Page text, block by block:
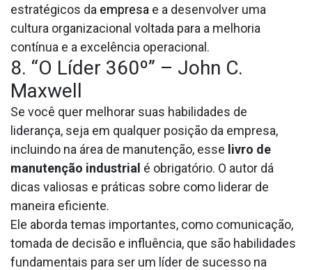
estratégicos da empresa e a desenvolver uma
cultura organizacional voltada para a melhoria
contínua e a excelência operacional.
8. “O Líder 360º” – John C.
Maxwell
Se você quer melhorar suas habilidades de
liderança, seja em qualquer posição da empresa,
incluindo na área de manutenção, esse livro de
manutenção industrial é obrigatório. O autor dá
dicas valiosas e práticas sobre como liderar de
maneira eficiente.
Ele aborda temas importantes, como comunicação,
tomada de decisão e influência, que são habilidades
fundamentais para ser um líder de sucesso na